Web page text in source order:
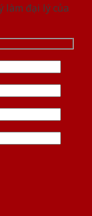
làm đại lý của